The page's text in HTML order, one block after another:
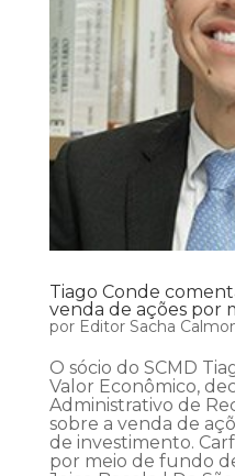
Tiago Conde
venda de ações por
por Editor Sacha
O sócio do SCMD
Valor Econômico,
Administrativo de
sobre a venda de
de investimento.
por meio de fundo